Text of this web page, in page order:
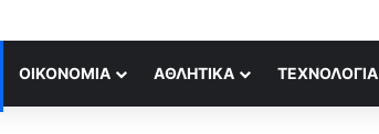
ΟΙΚΟΝΟΜΊΑ ΑΘΛΗΤΙΚΆ ΤΕΧΝΟΛΟΓΊΑ